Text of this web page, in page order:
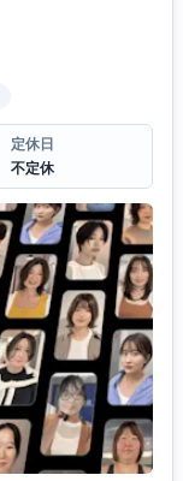
定休日
不定休